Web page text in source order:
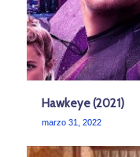
Hawkeye (2021)
marzo 31, 2022